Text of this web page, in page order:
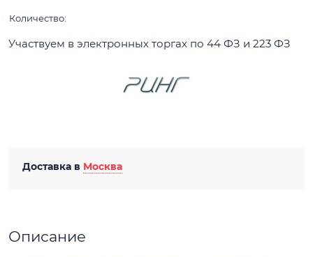
Количество:
Участвуем в электронных торгах по 44 ФЗ и 223 ФЗ
Доставка в Москва
Описание